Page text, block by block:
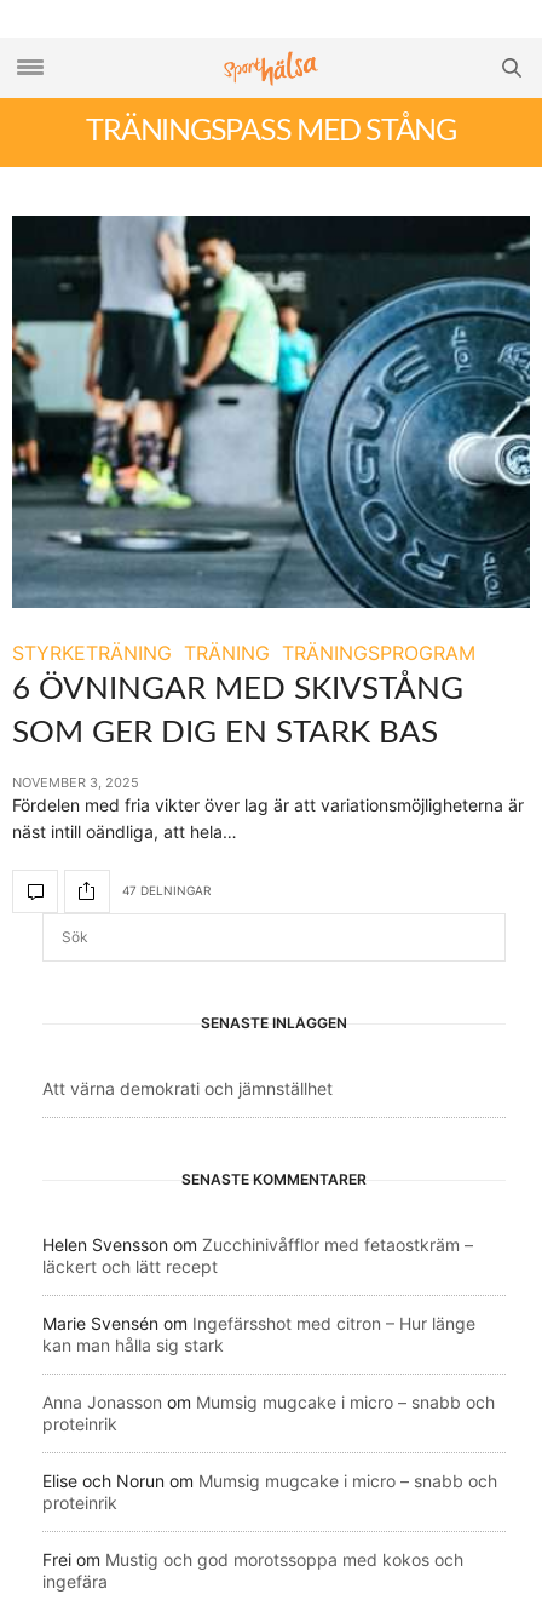
TRÄNINGSPASS MED STÅNG
STYRKETRÄNING TRÄNING TRÄNINGSPROGRAM
6 ÖVNINGAR MED SKIVSTÅNG
SOM GER DIG EN STARK BAS
NOVEMBER 3, 2025
Fördelen med fria vikter över lag är att variationsmöjligheterna är
näst intill oändliga, att hela…
47 DELNINGAR
SENASTE INLÄGGEN
Att värna demokrati och jämnställhet
SENASTE KOMMENTARER
Helen Svensson om Zucchinivåfflor med fetaostkräm –
läckert och lätt recept
Marie Svensén om Ingefärsshot med citron – Hur länge
kan man hålla sig stark
Anna Jonasson om Mumsig mugcake i micro – snabb och
proteinrik
Elise och Norun om Mumsig mugcake i micro – snabb och
proteinrik
Frei om Mustig och god morotssoppa med kokos och
ingefära